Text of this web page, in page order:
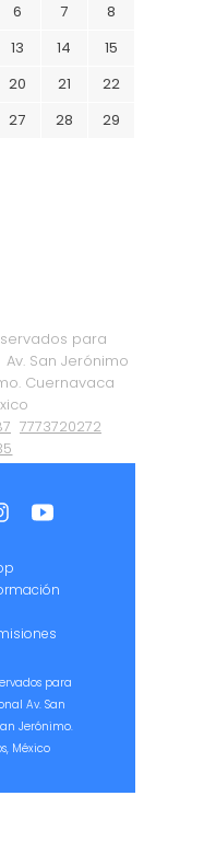
6 7
8
13 14
15
20 21
22
27 28
29
para
Av. San Jerónimo
Cuernavaca
7773720272
ISO
para
Av. San
Jerónimo.
México